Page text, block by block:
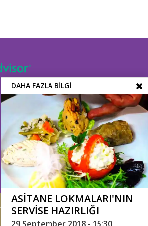
DAHA FAZLA BILGI
ASITANE LOKMALARI'NIN
SERVISE HAZIRLIĞI⠀
29 September 2018 - 15:30
Arşiv